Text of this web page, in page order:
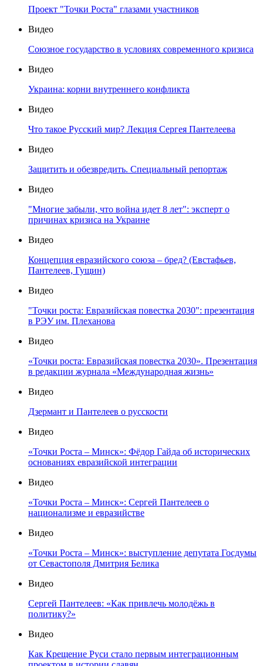
Проект "Точки Роста" глазами участников
Видео
Союзное государство в условиях современного кризиса
Видео
Украина: корни внутреннего конфликта
Видео
Что такое Русский мир? Лекция Сергея Пантелеева
Видео
Защитить и обезвредить. Специальный репортаж
Видео
"Многие забыли, что война идет 8 лет": эксперт о
причинах кризиса на Украине
Видео
Концепция евразийского союза – бред? (Евстафьев,
Пантелеев, Гущин)
Видео
"Точки роста: Евразийская повестка 2030": презентация
в РЭУ им. Плеханова
Видео
«Точки роста: Евразийская повестка 2030». Презентация
в редакции журнала «Международная жизнь»
Видео
Дзермант и Пантелеев о русскости
Видео
«Точки Роста – Минск»: Фёдор Гайда об исторических
основаниях евразийской интеграции
Видео
«Точки Роста – Минск»: Сергей Пантелеев о
национализме и евразийстве
Видео
«Точки Роста – Минск»: выступление депутата Госдумы
от Севастополя Дмитрия Белика
Видео
Сергей Пантелеев: «Как привлечь молодёжь в
политику?»
Видео
Как Крещение Руси стало первым интеграционным